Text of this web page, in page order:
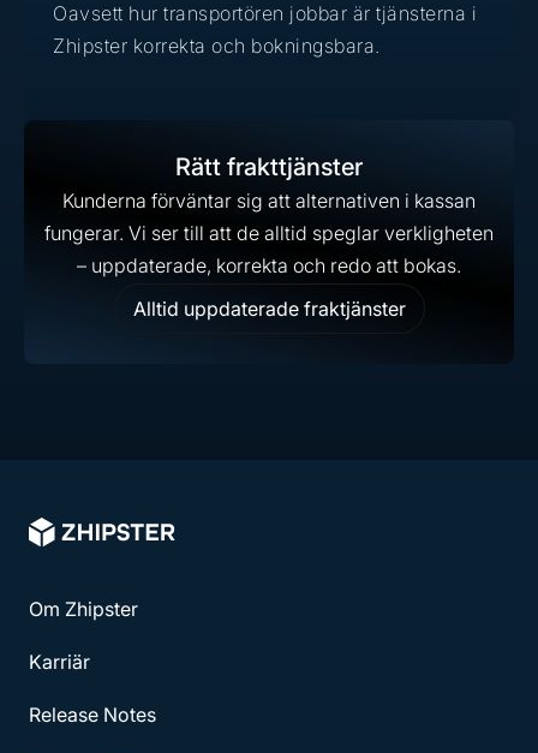
Oavsett hur transportören jobbar är tjänsterna i
Zhipster korrekta och bokningsbara.
Rätt frakttjänster
Kunderna förväntar sig att alternativen i kassan
fungerar. Vi ser till att de alltid speglar verkligheten
– uppdaterade, korrekta och redo att bokas.
Alltid uppdaterade fraktjänster
Om Zhipster
Karriär
Release Notes